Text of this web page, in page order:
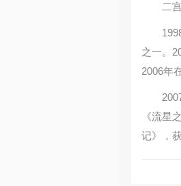
二
之一。
2006年
《流星
记》，